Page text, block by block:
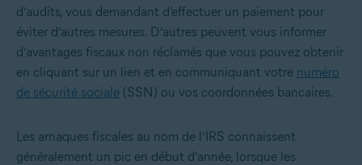
d’audits, vous demandant d’effectuer un paiement pour
éviter d’autres mesures. D’autres peuvent vous informer
d’avantages fiscaux non réclamés que vous pouvez obtenir
en cliquant sur un lien et en communiquant votre numéro
de sécurité sociale (SSN) ou vos coordonnées bancaires.
Les arnaques fiscales au nom de l’IRS connaissent
généralement un pic en début d’année, lorsque les